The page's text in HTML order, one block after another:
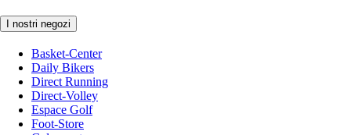
I nostri negozi
Basket-Center
Daily Bikers
Direct Running
Direct-Volley
Espace Golf
Foot-Store